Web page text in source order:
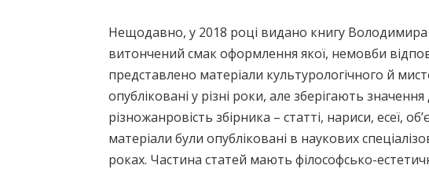
Нещодавно, у 2018 році видано книгу Володимира
витончений смак оформлення якої, немовби
представлено матеріали культурологічного й
опубліковані у різні роки, але зберігають
різножанровість збірника – статті, нариси, есеї,
матеріали були опубліковані в наукових
роках. Частина статей мають філософсько-